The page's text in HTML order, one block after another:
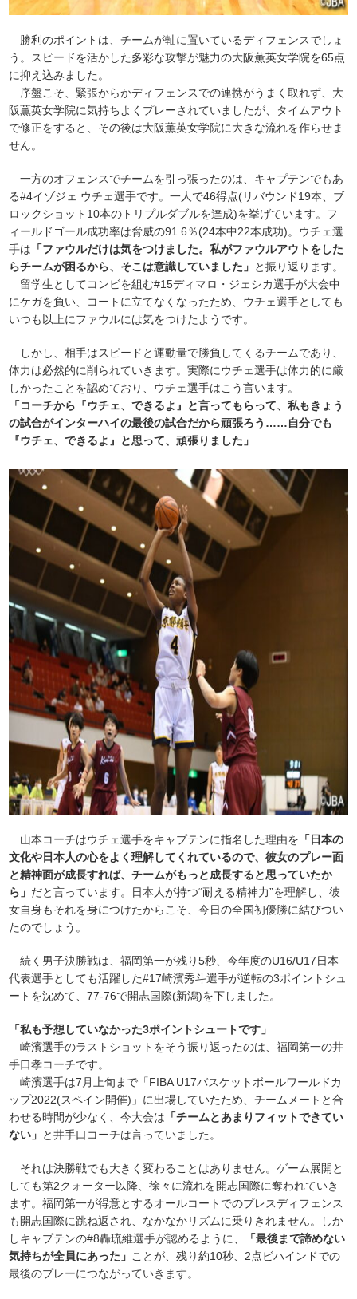
勝利のポイントは、チームが軸に置いているディフェンスでしょ
う。スピードを活かした多彩な攻撃が魅力の大阪薫英女学院を65点
に抑え込みました。
序盤こそ、緊張からかディフェンスでの連携がうまく取れず、大
阪薫英女学院に気持ちよくプレーされていましたが、タイムアウト
で修正をすると、その後は大阪薫英女学院に大きな流れを作らせま
せん。
一方のオフェンスでチームを引っ張ったのは、キャプテンでもあ
る#4イゾジェ ウチェ選手です。一人で46得点(リバウンド19本、ブ
ロックショット10本のトリプルダブルを達成)を挙げています。フ
ィールドゴール成功率は脅威の91.6％(24本中22本成功)。ウチェ選
手は 「ファウルだけは気をつけました。私がファウルアウトをした
らチームが困るから、そこは意識していました」 と振り返ります。
留学生としてコンビを組む#15ディマロ・ジェシカ選手が大会中
にケガを負い、コートに立てなくなったため、ウチェ選手としても
いつも以上にファウルには気をつけたようです。
しかし、相手はスピードと運動量で勝負してくるチームであり、
体力は必然的に削られていきます。実際にウチェ選手は体力的に厳
しかったことを認めており、ウチェ選手はこう言います。
「コーチから『ウチェ、できるよ』と言ってもらって、私もきょう
の試合がインターハイの最後の試合だから頑張ろう……自分でも
『ウチェ、できるよ』と思って、頑張りました」
山本コーチはウチェ選手をキャプテンに指名した理由を 「日本の
文化や日本人の心をよく理解してくれているので、彼女のプレー面
と精神面が成長すれば、チームがもっと成長すると思っていたか
ら」 だと言っています。日本人が持つ“耐える精神力”を理解し、彼
女自身もそれを身につけたからこそ、今日の全国初優勝に結びつい
たのでしょう。
続く男子決勝戦は、福岡第一が残り5秒、今年度のU16/U17日本
代表選手としても活躍した#17崎濱秀斗選手が逆転の3ポイントシュ
ートを沈めて、77-76で開志国際(新潟)を下しました。
「私も予想していなかった3ポイントシュートです」
崎濱選手のラストショットをそう振り返ったのは、福岡第一の井
手口孝コーチです。
崎濱選手は7月上旬まで「FIBA U17バスケットボールワールドカ
ップ2022(スペイン開催)」に出場していたため、チームメートと合
わせる時間が少なく、今大会は 「チームとあまりフィットできてい
ない」 と井手口コーチは言っていました。
それは決勝戦でも大きく変わることはありません。ゲーム展開と
しても第2クォーター以降、徐々に流れを開志国際に奪われていき
ます。福岡第一が得意とするオールコートでのプレスディフェンス
も開志国際に跳ね返され、なかなかリズムに乗りきれません。しか
しキャプテンの#8轟琉維選手が認めるように、
「最後まで諦めない
気持ちが全員にあった」 ことが、残り約10秒、2点ビハインドでの
最後のプレーにつながっていきます。